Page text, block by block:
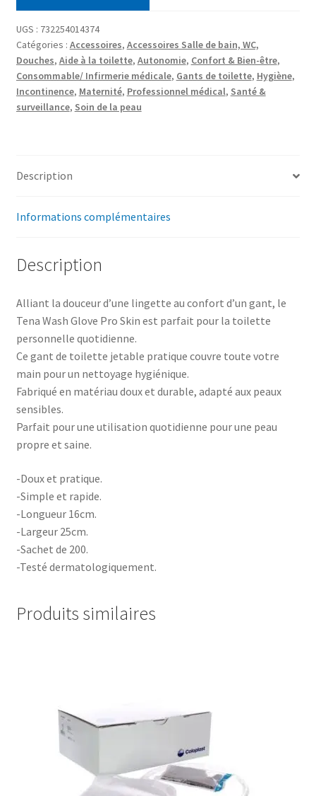
UGS : 732254014374
Catégories : Accessoires, Accessoires Salle de bain, WC,
Douches, Aide à la toilette, Autonomie, Confort & Bien-être,
Consommable/ Infirmerie médicale, Gants de toilette, Hygiène,
Incontinence, Maternité, Professionnel médical, Santé &
surveillance, Soin de la peau
Description
Informations complémentaires
Description
Alliant la douceur d’une lingette au confort d’un gant, le
Tena Wash Glove Pro Skin est parfait pour la toilette
personnelle quotidienne.
Ce gant de toilette jetable pratique couvre toute votre
main pour un nettoyage hygiénique.
Fabriqué en matériau doux et durable, adapté aux peaux
sensibles.
Parfait pour une utilisation quotidienne pour une peau
propre et saine.
-Doux et pratique.
-Simple et rapide.
-Longueur 16cm.
-Largeur 25cm.
-Sachet de 200.
-Testé dermatologiquement.
Produits similaires